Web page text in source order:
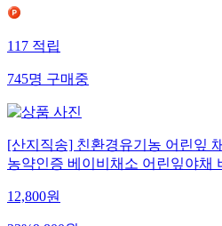
117적립
745명구매중
[산지직송] 친환경유기농 어린잎
농약인증 베이비채소 어린잎야채
12,800원